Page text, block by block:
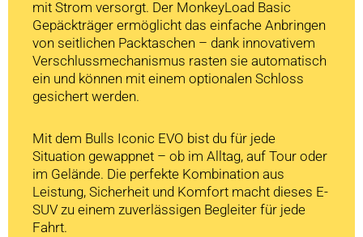
mit Strom versorgt. Der MonkeyLoad Basic
Gepäckträger ermöglicht das einfache Anbringen
von seitlichen Packtaschen – dank innovativem
Verschlussmechanismus rasten sie automatisch
ein und können mit einem optionalen Schloss
gesichert werden.
Mit dem Bulls Iconic EVO bist du für jede
Situation gewappnet – ob im Alltag, auf Tour oder
im Gelände. Die perfekte Kombination aus
Leistung, Sicherheit und Komfort macht dieses E-
SUV zu einem zuverlässigen Begleiter für jede
Fahrt.